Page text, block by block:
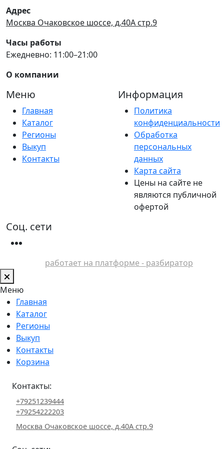
Адрес
Москва Очаковское шоссе, д.40А стр.9
Часы работы
Ежедневно: 11:00–21:00
О компании
Меню
Главная
Каталог
Регионы
Выкуп
Контакты
Информация
Политика
конфиденциальности
Обработка
персональных
данных
Карта сайта
Цены на сайте не
являются публичной
офертой
Соц. сети
работает на платформе - разбиратор
Меню
Главная
Каталог
Регионы
Выкуп
Контакты
Корзина
Контакты:
+79251239444
+79254222203
Москва Очаковское шоссе, д.40А стр.9